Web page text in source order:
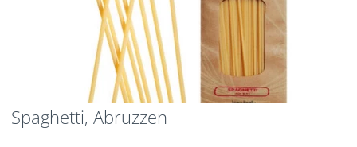
Spaghetti, Abruzzen